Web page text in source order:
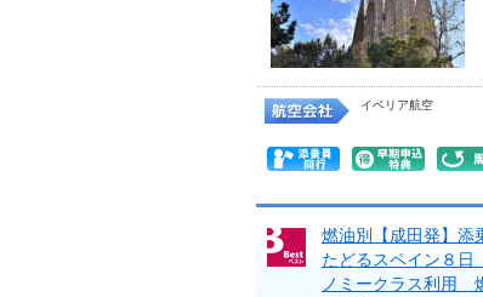
イベリア航空
燃油別【成田発】
たどるスペイン８
ノミークラス利用